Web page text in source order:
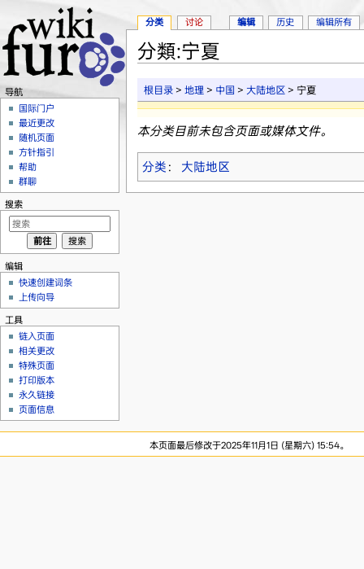
分類:宁夏
根目录 >地理 > 中国 >大陆地区 > 宁夏
本分类目前未包含页面或媒体文件。
分类 ： 大陆地区
分类 讨论 编辑 历史 编辑所有
导航
国际门户
最近更改
随机页面
方针指引
帮助
群聊
搜索
编辑
快速创建词条
上传向导
工具
链入页面
相关更改
特殊页面
打印版本
永久链接
页面信息
本页面最后修改于2025年11月1日 (星期六) 15:54。